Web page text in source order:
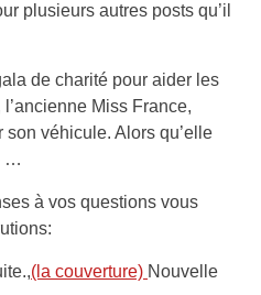
plusieurs autres posts qu’il
de charité pour aider les
Miss France,
son véhicule. Alors qu’elle
…
à vos questions vous
(la couverture) Nouvelle